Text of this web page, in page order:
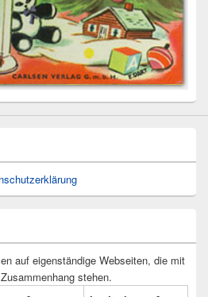
auf eigenständige Webseiten, die mit
stehen.